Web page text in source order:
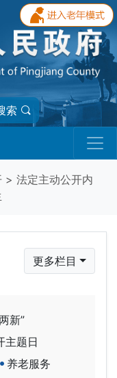
索
> 法定主动公开内
更多栏目
新”
主题日
养老服务